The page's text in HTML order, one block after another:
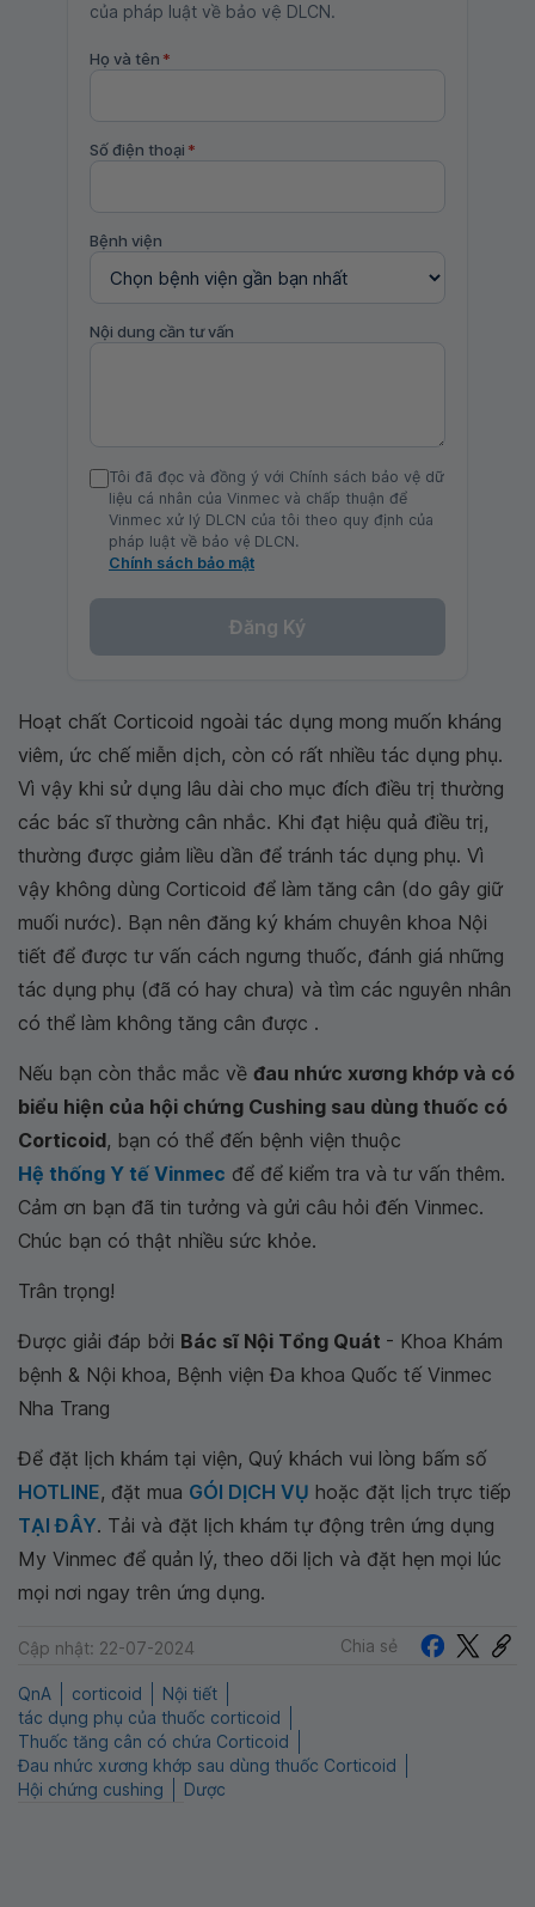
của pháp luật về bảo vệ DLCN.
Họ và tên *
Số điện thoại *
Bệnh viện
Nội dung cần tư vấn
Tôi đã đọc và đồng ý với Chính sách bảo vệ dữ
liệu cá nhân của Vinmec và chấp thuận để
Vinmec xử lý DLCN của tôi theo quy định của
pháp luật về bảo vệ DLCN.
Chính sách bảo mật
Đăng Ký
Hoạt chất Corticoid ngoài tác dụng mong muốn kháng
viêm, ức chế miễn dịch, còn có rất nhiều tác dụng phụ.
Vì vậy khi sử dụng lâu dài cho mục đích điều trị thường
các bác sĩ thường cân nhắc. Khi đạt hiệu quả điều trị,
thường được giảm liều dần để tránh tác dụng phụ. Vì
vậy không dùng Corticoid để làm tăng cân (do gây giữ
muối nước). Bạn nên đăng ký khám chuyên khoa Nội
tiết để được tư vấn cách ngưng thuốc, đánh giá những
tác dụng phụ (đã có hay chưa) và tìm các nguyên nhân
có thể làm không tăng cân được .
Nếu bạn còn thắc mắc về đau nhức xương khớp và có
biểu hiện của hội chứng Cushing sau dùng thuốc có
Corticoid, bạn có thể đến bệnh viện thuộc
Hệ thống Y tế Vinmec để để kiểm tra và tư vấn thêm.
Cảm ơn bạn đã tin tưởng và gửi câu hỏi đến Vinmec.
Chúc bạn có thật nhiều sức khỏe.
Trân trọng!
Được giải đáp bởi Bác sĩ Nội Tổng Quát - Khoa Khám
bệnh & Nội khoa, Bệnh viện Đa khoa Quốc tế Vinmec
Nha Trang
Để đặt lịch khám tại viện, Quý khách vui lòng bấm số
HOTLINE, đặt mua GÓI DỊCH VỤ hoặc đặt lịch trực tiếp
TẠI ĐÂY. Tải và đặt lịch khám tự động trên ứng dụng
My Vinmec để quản lý, theo dõi lịch và đặt hẹn mọi lúc
mọi nơi ngay trên ứng dụng.
Cập nhật: 22-07-2024 Chia sẻ
QnA corticoid
Nội tiết
tác dụng phụ của thuốc corticoid
Thuốc tăng cân có chứa Corticoid
Đau nhức xương khớp sau dùng thuốc Corticoid
Hội chứng cushing
Dược